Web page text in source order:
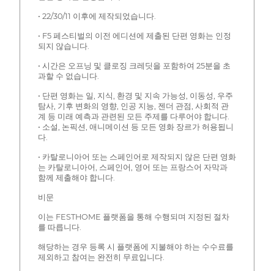
• 22/30/11 이후에 제작되었습니다.
• F5 페스티벌의 이전 에디션에 제출된 단편 영화는 인정
되지 않습니다.
• 시간은 오프닝 및 클로징 크레딧을 포함하여 25분을 초
과할 수 없습니다.
• 단편 영화는 일, 지식, 환경 및 지속 가능성, 이동성, 우주
탐사, 기후 변화의 영향, 인공 지능, 젠더 관점, 사회적 관
계 등 미래 예측과 관련된 모든 주제를 다루어야 합니다.
• 소설, 논픽션, 애니메이션 등 모든 영화 장르가 허용됩니
다.
• 카탈로니아어 또는 스페인어로 제작되지 않은 단편 영화
는 카탈로니아어, 스페인어, 영어 또는 프랑스어 자막과
함께 제출해야 합니다.
비문
이는 FESTHOME 플랫폼을 통해 수행되며 지정된 절차
를 따릅니다.
해당하는 경우 등록 시 플랫폼에 지불해야 하는 수수료를
제외하고 참여는 완전히 무료입니다.